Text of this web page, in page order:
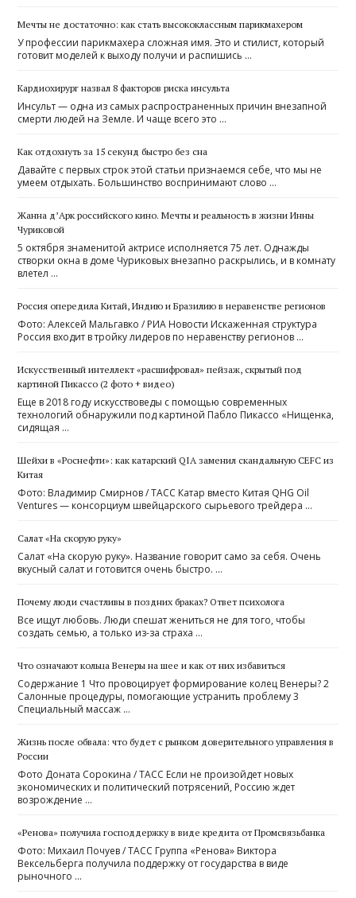
Мечты не достаточно: как стать высококлассным парикмахером
У профессии парикмахера сложная имя. Это и стилист, который
готовит моделей к выходу получи и распишись …
Кардиохирург назвал 8 факторов риска инсульта
Инсульт — одна из самых распространенных причин внезапной
смерти людей на Земле. И чаще всего это …
Как отдохнуть за 15 секунд быстро без сна
Давайте с первых строк этой статьи признаемся себе, что мы не
умеем отдыхать. Большинство воспринимают слово …
Жанна д’Арк российского кино. Мечты и реальность в жизни Инны
Чуриковой
5 октября знаменитой актрисе исполняется 75 лет. Однажды
створки окна в доме Чуриковых внезапно раскрылись, и в комнату
влетел …
Россия опередила Китай, Индию и Бразилию в неравенстве регионов
Фото: Алексей Мальгавко / РИА Новости Искаженная структура
Россия входит в тройку лидеров по неравенству регионов …
Искусственный интеллект «расшифровал» пейзаж, скрытый под
картиной Пикассо (2 фото + видео)
Еще в 2018 году искусствоведы с помощью современных
технологий обнаружили под картиной Пабло Пикассо «Нищенка,
сидящая …
Шейхи в «Роснефти»: как катарский QIA заменил скандальную CEFC из
Китая
Фото: Владимир Смирнов / ТАСС Катар вместо Китая QHG Oil
Ventures — консорциум швейцарского сырьевого трейдера …
Салат «На скорую руку»
Салат «На скорую руку». Название говорит само за себя. Очень
вкусный салат и готовится очень быстро. …
Почему люди счастливы в поздних браках? Ответ психолога
Все ищут любовь. Люди спешат жениться не для того, чтобы
создать семью, а только из-за страха …
Что означают кольца Венеры на шее и как от них избавиться
Содержание 1 Что провоцирует формирование колец Венеры? 2
Салонные процедуры, помогающие устранить проблему 3
Специальный массаж …
Жизнь после обвала: что будет с рынком доверительного управления в
России
Фото Доната Сорокина / ТАСС Если не произойдет новых
экономических и политический потрясений, Россию ждет
возрождение …
«Ренова» получила господдержку в виде кредита от Промсвязьбанка
Фото: Михаил Почуев / ТАСС Группа «Ренова» Виктора
Вексельберга получила поддержку от государства в виде
рыночного …